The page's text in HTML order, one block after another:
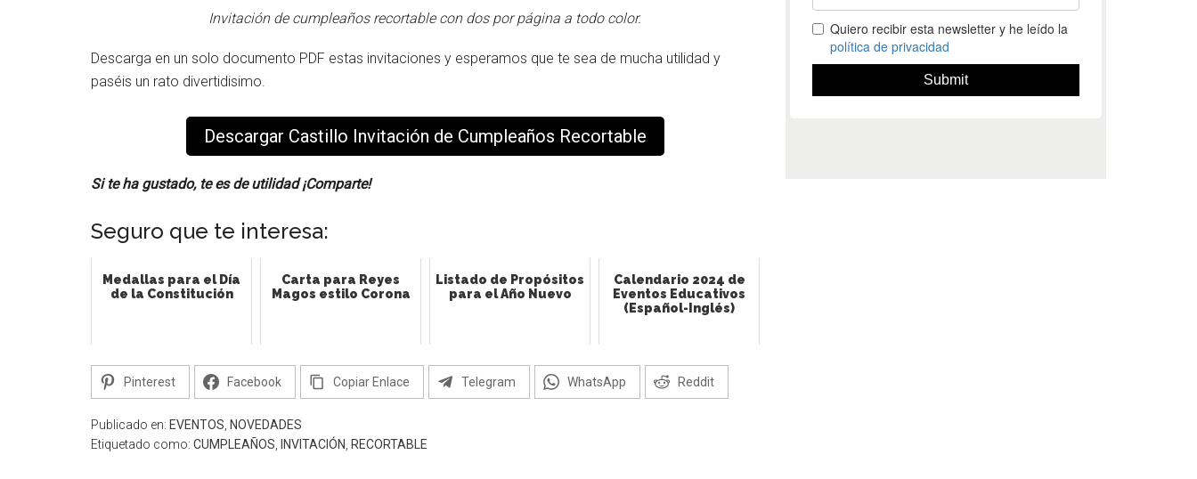
Invitación de cumpleaños recortable con dos por página a todo color.
Descarga en un solo documento PDF estas invitaciones y esperamos que te sea de mucha utilidad y
paséis un rato divertidisimo.
Descargar Castillo Invitación de Cumpleaños Recortable
Si te ha gustado, te es de utilidad ¡Comparte!
Seguro que te interesa:
Medallas para el Día
de la Constitución
Carta para Reyes
Magos estilo Corona
Listado de Propósitos
para el Año Nuevo
Calendario 2024 de
Eventos Educativos
(Español-Inglés)
Pinterest Facebook Copiar Enlace Telegram WhatsApp Reddit
Publicado en: EVENTOS, NOVEDADES
Etiquetado como: CUMPLEAÑOS, INVITACIÓN, RECORTABLE